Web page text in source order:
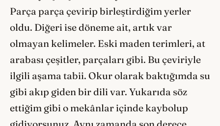
Parça parça çevirip birleştirdiğim yerler
oldu. Diğeri ise döneme ait, artık var
olmayan kelimeler. Eski maden terimleri, at
arabası çeşitler, parçaları gibi. Bu çeviriyle
ilgili aşama tabii. Okur olarak baktığımda su
gibi akıp giden bir dili var. Yukarıda söz
ettiğim gibi o mekânlar içinde kaybolup